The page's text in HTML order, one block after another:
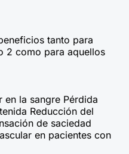
tanto para
2 como para aquellos
la sangre Pérdida
Reducción del
de saciedad
en pacientes con